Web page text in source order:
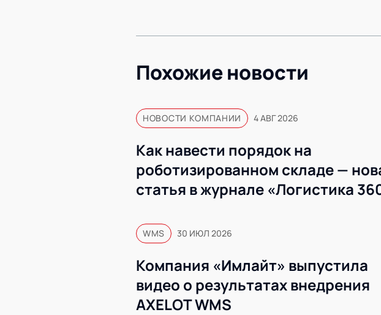
Похожие новости
НОВОСТИ КОМПАНИИ 4 АВГ 2026
Как навести порядок на
роботизированном складе —
статья в журнале «Логистика
WMS 30 ИЮЛ 2026
Компания «Имлайт» выпустила
видео о результатах внедрения
AXELOT WMS